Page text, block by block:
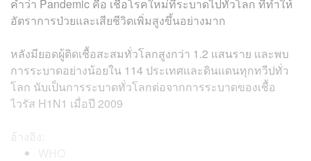
คำว่า Pandemic คือ เชื้อโรคใหม่ที่ระบาดไปทั่วโลก ที่ทำให้
อัตราการป่วยและเสียชีวิตเพิ่มสูงขึ้นอย่างมาก
หลังมียอดผู้ติดเชื้อสะสมทั่วโลกสูงกว่า 1.2 แสนราย และพบ
การระบาดอย่างน้อยใน 114 ประเทศและดินแดนทุกทวีปทั่ว
โลก นับเป็นการระบาดทั่วโลกต่อจากการระบาดของเชื้อ
ไวรัส H1N1 เมื่อปี 2009